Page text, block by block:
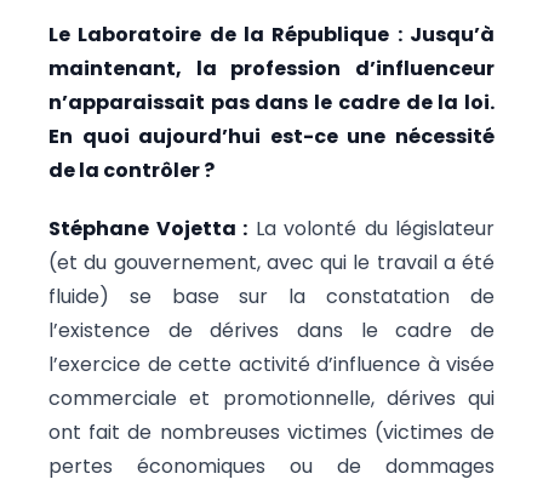
Le Laboratoire de la République : Jusqu’à
maintenant, la profession d’influenceur
n’apparaissait pas dans le cadre de la loi.
En quoi aujourd’hui est-ce une nécessité
de la contrôler ?
Stéphane Vojetta : La volonté du législateur
(et du gouvernement, avec qui le travail a été
fluide) se base sur la constatation de
l’existence de dérives dans le cadre de
l’exercice de cette activité d’influence à visée
commerciale et promotionnelle, dérives qui
ont fait de nombreuses victimes (victimes de
pertes économiques ou de dommages